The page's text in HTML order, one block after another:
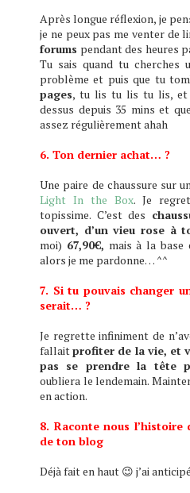
Après longue réflexion, je
je ne peux pas me venter de
forums pendant des heures
Tu sais quand tu cherches
problème et puis que tu
pages, tu lis tu lis tu lis, et
dessus depuis 35 mins et
assez régulièrement ahah
6. Ton dernier achat… ?
Une paire de chaussure sur
Light In the Box. Je
topissime. C’est des
ouvert, d’un vieu rose à
moi) 67,90€, mais à la
alors je me pardonne… ^^
7. Si tu pouvais changer
serait… ?
Je regrette infiniment de
fallaitprofiter de la vie, et
pas se prendre la tête
oubliera le lendemain.
en action.
8. Raconte nous
de ton blog
Déjà fait en haut 😉 j’ai